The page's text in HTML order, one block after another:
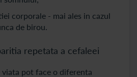
corporale - mai ales in cazul
de birou.
repetata a cefaleei
pot face o diferenta